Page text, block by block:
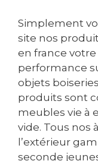
Simplement
site nos
en france
performance
objets
produits sont
meubles vie à
vide. Tous nos
l’extérieur
seconde